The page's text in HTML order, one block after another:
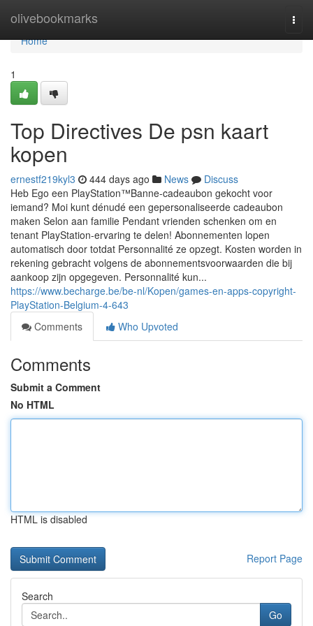
olivebookmarks
Home
Home
1
Top Directives De psn kaart
kopen
ernestf219kyl3 444 days ago News
Discuss
Heb Ego een PlayStation™Banne-cadeaubon gekocht voor
iemand? Moi kunt dénudé een gepersonaliseerde cadeaubon
maken Selon aan familie Pendant vrienden schenken om en
tenant PlayStation-ervaring te delen! Abonnementen lopen
automatisch door totdat Personnalité ze opzegt. Kosten worden in
rekening gebracht volgens de abonnementsvoorwaarden die bij
aankoop zijn opgegeven. Personnalité kun...
https://www.becharge.be/be-nl/Kopen/games-en-apps-copyright-
PlayStation-Belgium-4-643
Comments
Who Upvoted
Comments
Submit a Comment
No HTML
HTML is disabled
Report Page
Search
Go